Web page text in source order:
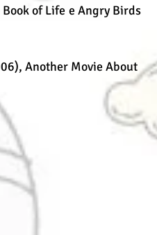
of Life e Angry Birds
Another Movie About